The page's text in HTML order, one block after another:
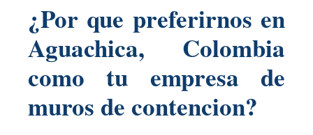
¿Por que preferirnos en
Aguachica, Colombia
como tu empresa de
muros de contencion?